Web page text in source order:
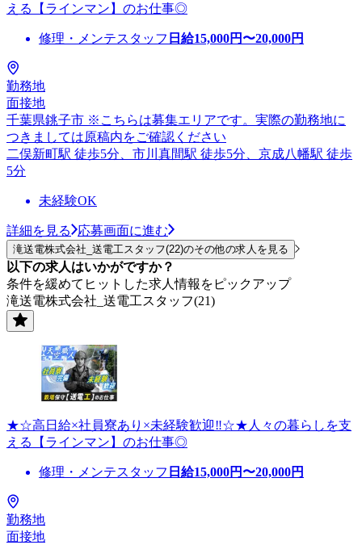
える【ラインマン】のお仕事◎
修理・メンテスタッフ 日給15,000円〜20,000円
勤務地
面接地
千葉県銚子市 ※こちらは募集エリアです。実際の勤務地に
つきましては原稿内をご確認ください
二俣新町駅 徒歩5分、市川真間駅 徒歩5分、京成八幡駅 徒歩
5分
未経験OK
詳細を見る 応募画面に進む
滝送電株式会社_送電工スタッフ(22)のその他の求人を見る
以下の求人はいかがですか？
条件を緩めてヒットした求人情報をピックアップ
滝送電株式会社_送電工スタッフ(21)
★☆高日給×社員寮あり×未経験歓迎‼☆★人々の暮らしを支
える【ラインマン】のお仕事◎
修理・メンテスタッフ 日給15,000円〜20,000円
勤務地
面接地